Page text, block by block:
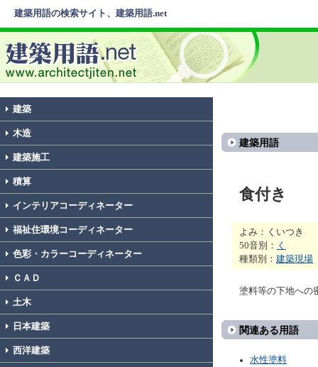
建築用語の検索サイト、建築用語.net
建築
木造
建築施工
積算
インテリアコーディネーター
福祉住環境コーディネーター
色彩・カラーコーディネーター
ＣＡＤ
土木
日本建築
西洋建築
建築用語
食付き
よみ：くいつき
50音別： く
種類別： 建築現場
塗料等の下地への
関連ある用語
水性塗料